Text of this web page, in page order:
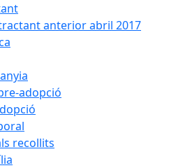
anterior abril 2017
adopció
recollits